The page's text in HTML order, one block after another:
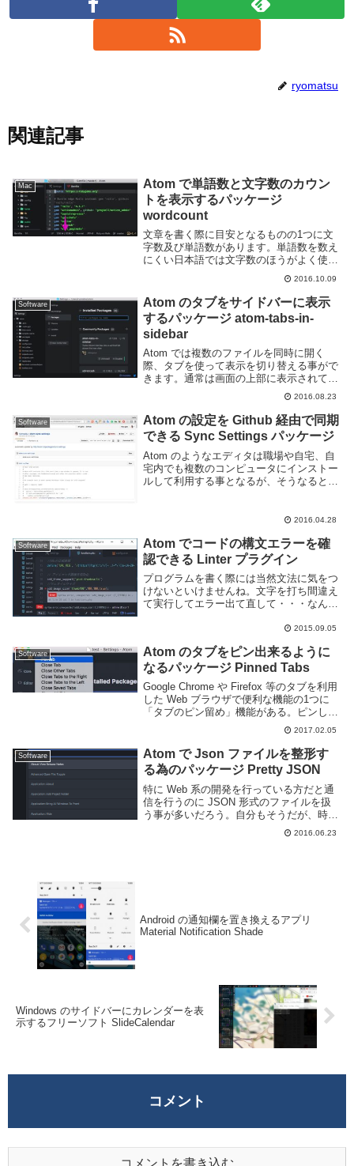
ryomatsu
関連記事
Mac
Atom で単語数と文字数のカウン
トを表示するパッケージ
wordcount
文章を書く際に目安となるものの1つに文
字数及び単語数があります。単語数を数え
にくい日本語では文字数のほうがよく使わ
れますね。Atom で文字数や単語数を表示
するには wordcount というパッケージを利
用すると良いです。このパッケージを...
2016.10.09
Software
Atom のタブをサイドバーに表示
するパッケージ atom-tabs-in-
sidebar
Atom では複数のファイルを同時に開く
際、タブを使って表示を切り替える事がで
きます。通常は画面の上部に表示されてい
ますが、横に表示されていたほうが良いと
感じる人もいるでしょう。atom-tabs-in-
sidebar というパッケージを利...
2016.08.23
Software
Atom の設定を Github 経由で同期
できる Sync Settings パッケージ
Atom のようなエディタは職場や自宅、自
宅内でも複数のコンピュータにインストー
ルして利用する事となるが、そうなると面
人も多いと思うが Atom では S...2016.04.28
Software
Atom でコードの構文エラーを確
認できる Linter プラグイン
プログラムを書く際には当然文法に気をつ
けないといけませんね。文字を打ち間違え
て実行してエラー出て直して・・・なんて
自動的にチェックしてくれると助かりま
2015.09.05
Software
Atom のタブをピン出来るように
なるパッケージ Pinned Tabs
Google Chrome や Firefox 等のタブを利用
した Web ブラウザで便利な機能の1つに
「タブのピン留め」機能がある。ピンして
おくとブラウザのタブの左側に纏められる
為、メーラーや Twitter といった常時開い
ておきたい ...
2017.02.05
Software
Atom で Json ファイルを整形す
る為のパッケージ Pretty JSON
特に Web 系の開発を行っている方だと通
信を行うのに JSON 形式のファイルを扱
う事が多いだろう。自分もそうだが、時に
はデバッグのために中身を確認する事もあ
る。しかし、通常出力される JSON は改
2016.06.23
Android の通知欄を置き換えるアプリ
Material Notification Shade
Windows のサイドバーにカレンダーを表
示するフリーソフト SlideCalendar
コメント
コメントを書き込む